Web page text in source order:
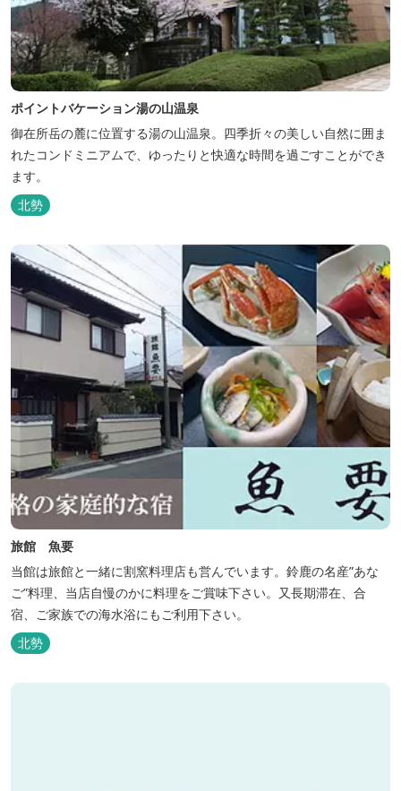
ポイントバケーション湯の山温泉
御在所岳の麓に位置する湯の山温泉。四季折々の美しい自然に囲ま
れたコンドミニアムで、ゆったりと快適な時間を過ごすことができ
ます。
北勢
旅館 魚要
当館は旅館と一緒に割窯料理店も営んでいます。鈴鹿の名産”あな
ご”料理、当店自慢のかに料理をご賞味下さい。又長期滞在、合
宿、ご家族での海水浴にもご利用下さい。
北勢